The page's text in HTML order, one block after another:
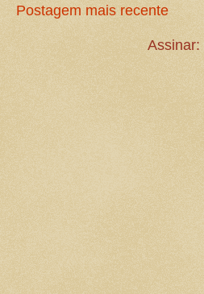
Postagem mais recente
Assinar: